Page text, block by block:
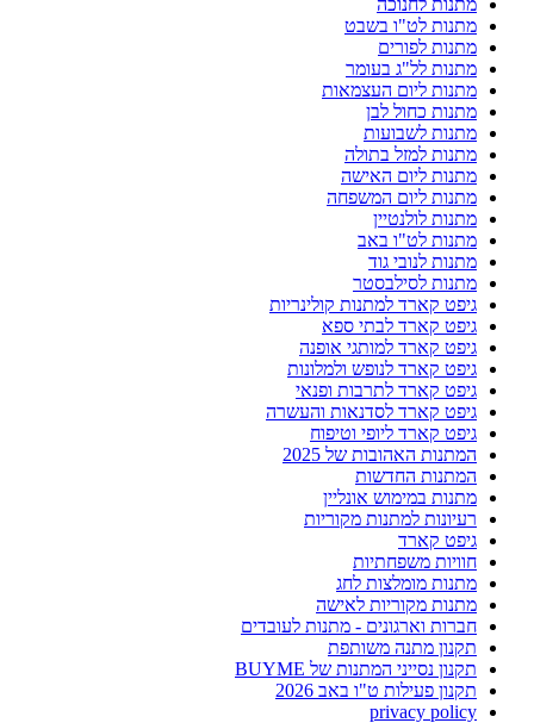
מתנות לחנוכה
מתנות לט"ו בשבט
מתנות לפורים
מתנות לל"ג בעומר
מתנות ליום העצמאות
מתנות כחול לבן
מתנות לשבועות
מתנות למזל בתולה
מתנות ליום האישה
מתנות ליום המשפחה
מתנות לולנטיין
מתנות לט"ו באב
מתנות לנובי גוד
מתנות לסילבסטר
גיפט קארד למתנות קולינריות
גיפט קארד לבתי ספא
גיפט קארד למותגי אופנה
גיפט קארד לנופש ולמלונות
גיפט קארד לתרבות ופנאי
גיפט קארד לסדנאות והעשרה
גיפט קארד ליופי וטיפוח
המתנות האהובות של 2025
המתנות החדשות
מתנות במימוש אונליין
רעיונות למתנות מקוריות
גיפט קארד
חוויות משפחתיות
מתנות מומלצות לחג
מתנות מקוריות לאישה
חברות וארגונים - מתנות לעובדים
תקנון מתנה משותפת
תקנון נסייני המתנות של BUYME
תקנון פעילות ט"ו באב 2026
privacy policy